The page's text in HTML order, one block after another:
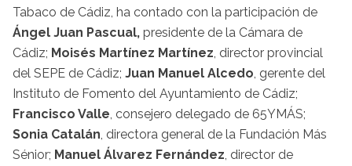
Tabaco de Cádiz, ha contado con la participación de
Ángel Juan Pascual, presidente de la Cámara de
Cádiz; Moisés Martínez Martínez, director provincial
del SEPE de Cádiz; Juan Manuel Alcedo, gerente del
Instituto de Fomento del Ayuntamiento de Cádiz;
Francisco Valle, consejero delegado de 65YMÁS;
Sonia Catalán, directora general de la Fundación Más
Sénior; Manuel Álvarez Fernández, director de